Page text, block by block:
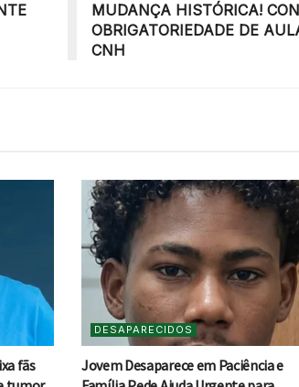
MUDANÇA HISTÓRICA!
OBRIGATORIEDADE DE
CNH
fãs
DESAPARECIDOS
Jovem Desaparece em Paciência e